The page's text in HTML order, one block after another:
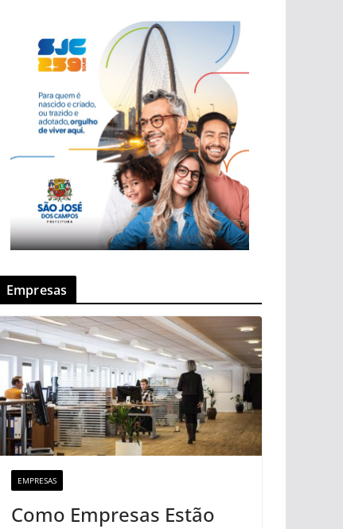
Empresas
EMPRESAS
Como Empresas Estão